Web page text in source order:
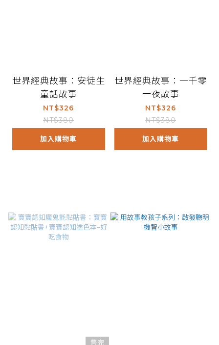
世界經典故事：安徒生
童話故事
NT$326
NT$380
加入購物車
世界經典故事：一千零
一夜故事
NT$326
NT$380
加入購物車
售完